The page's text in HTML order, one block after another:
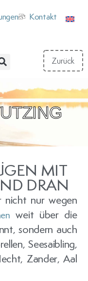
Kontakt
MIT
DRAN
nur wegen
weit über die
sondern auch
Seesaibling,
Zander, Aal